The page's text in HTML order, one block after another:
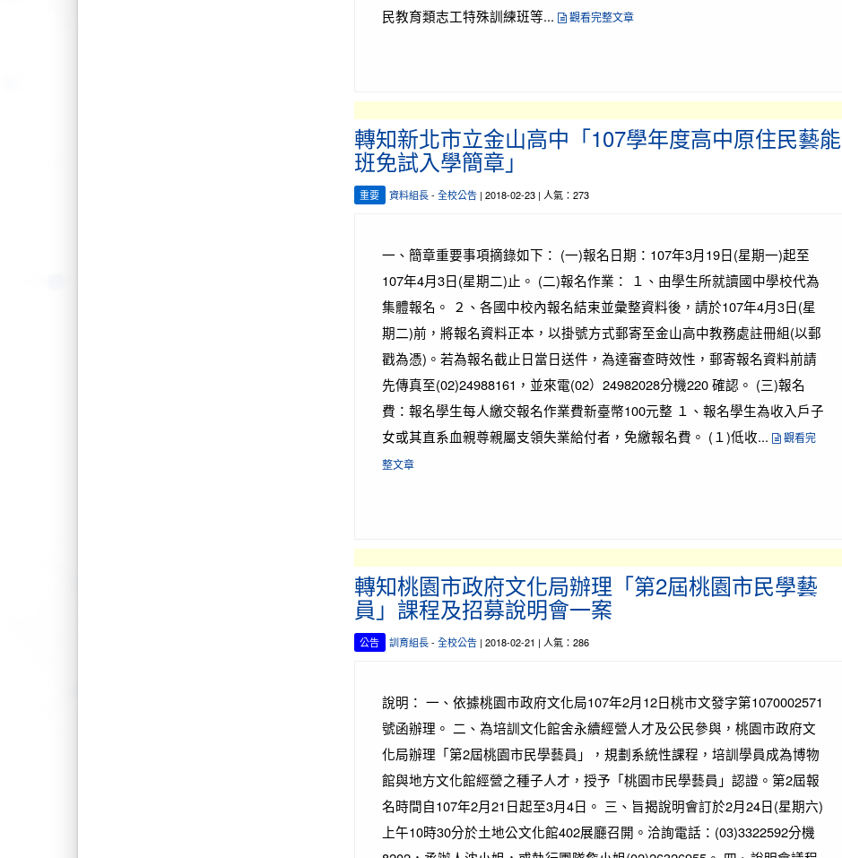
民教育類志工特殊訓練班等...
觀看完整文章
轉知新北市立金山高中「107學年度高中原住民藝能
班免試入學簡章」
重要 資料組長- 全校公告| 2018-02-23 | 人氣：273
一、簡章重要事項摘錄如下： (一)報名日期：107年3月19日(星期一)起至
107年4月3日(星期二)止。 (二)報名作業： １、由學生所就讀國中學校代為
集體報名。 ２、各國中校內報名結束並彙整資料後，請於107年4月3日(星
期二)前，將報名資料正本，以掛號方式郵寄至金山高中教務處註冊組(以郵
戳為憑)。若為報名截止日當日送件，為達審查時效性，郵寄報名資料前請
先傳真至(02)24988161，並來電(02）24982028分機220 確認。 (三)報名
費：報名學生每人繳交報名作業費新臺幣100元整 １、報名學生為收入戶子
女或其直系血親尊親屬支領失業給付者，免繳報名費。 (１)低收...
觀看完
整文章
轉知桃園市政府文化局辦理「第2屆桃園市民學藝
員」課程及招募說明會一案
公告 訓育組長- 全校公告| 2018-02-21 | 人氣：286
說明： 一、依據桃園市政府文化局107年2月12日桃市文發字第1070002571
號函辦理。 二、為培訓文化館舍永續經營人才及公民參與，桃園市政府文
化局辦理「第2屆桃園市民學藝員」，規劃系統性課程，培訓學員成為博物
館與地方文化館經營之種子人才，授予「桃園市民學藝員」認證。第2屆報
名時間自107年2月21日起至3月4日。 三、旨揭說明會訂於2月24日(星期六)
上午10時30分於土地公文化館402展廳召開。洽詢電話：(03)3322592分機